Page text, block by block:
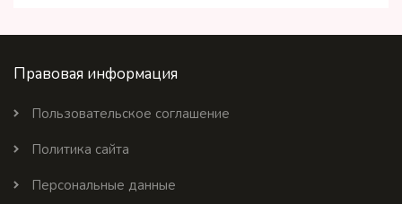
Правовая информация
Пользовательское соглашение
Политика сайта
Персональные данные